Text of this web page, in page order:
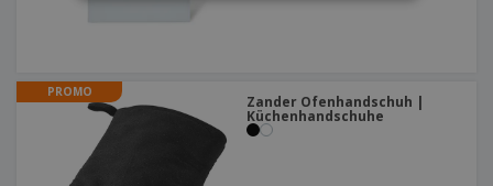
PROMO
Zander Ofenhandschuh |
Küchenhandschuhe